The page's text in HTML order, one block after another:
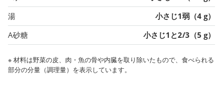
湯
小さじ1弱（4 g）
A砂糖
小さじ1と2/3（5 g）
※ 材料は野菜の皮、肉・魚の骨や内臓を取り除いたもので、食べられる
部分の分量（調理量）を表示しています。